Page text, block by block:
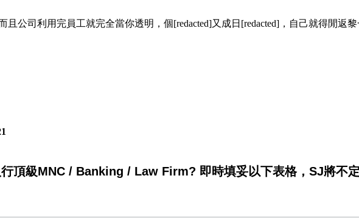
公司利用完員工就完全當你透明，個[redacted]又成日[redacted]，自己就得閒返
1
頂級MNC / Banking / Law Firm? 即時填妥以下表格，SJ將不